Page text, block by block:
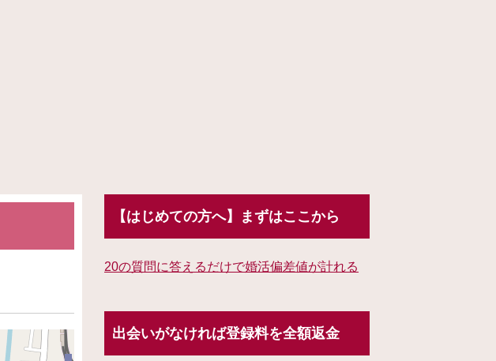
【はじめての方へ】まずはここから
20の質問に答えるだけで婚活偏差値が計れる
出会いがなければ登録料を全額返金